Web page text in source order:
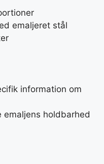
emaljeret stål
information om
emaljens holdbarhed